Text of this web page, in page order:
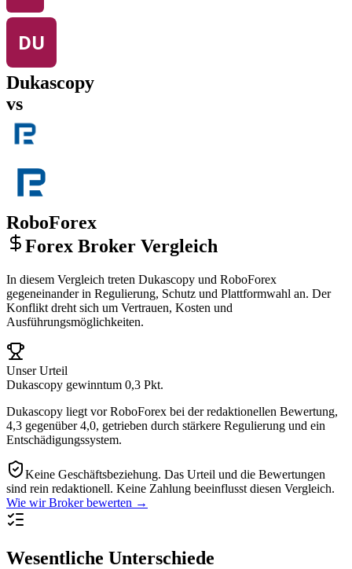
Dukascopy
vs
RoboForex
Forex Broker Vergleich
In diesem Vergleich treten Dukascopy und RoboForex
gegeneinander in Regulierung, Schutz und Plattformwahl an. Der
Konflikt dreht sich um Vertrauen, Kosten und
Ausführungsmöglichkeiten.
Unser Urteil
Dukascopy gewinntum 0,3 Pkt.
Dukascopy liegt vor RoboForex bei der redaktionellen Bewertung,
4,3 gegenüber 4,0, getrieben durch stärkere Regulierung und ein
Entschädigungssystem.
Keine Geschäftsbeziehung. Das Urteil und die Bewertungen
sind rein redaktionell. Keine Zahlung beeinflusst diesen Vergleich.
Wie wir Broker bewerten →
Wesentliche Unterschiede